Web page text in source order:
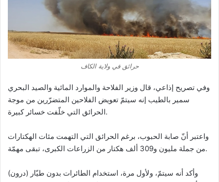
حرائق في ولاية الكاف
وفي تصريح إذاعي، قال وزير الفلاحة والموارد المائية والصيد البحري
سمير بالطيب إنه سيتمّ تعويض الفلاحين المتضرّرين من موجة
الحرائق التي خلّفت خسائر كبيرة.
واعتبر أنّ صابة الحبوب، برغم الحرائق التي التهمت مئات الهكتارات
من جملة مليون و309 ألف هكتار من الزراعات الكبرى، تبقى مهمّة.
وأكد أنه سيتمّ، ولأول مرة، استخدام الطائرات بدون طيّار (درون)